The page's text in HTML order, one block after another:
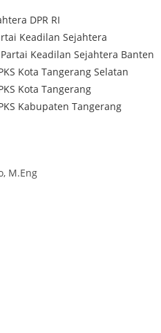
DPR RI
Keadilan Sejahtera
Keadilan Sejahtera Banten
Kota Tangerang Selatan
Kota Tangerang
Kabupaten Tangerang
M.Eng